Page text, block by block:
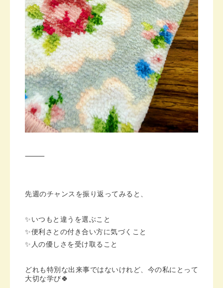
⸻
先週のチャンスを振り返ってみると、
✨いつもと違うを選ぶこと
✨便利さとの付き合い方に気づくこと
✨人の優しさを受け取ること
どれも特別な出来事ではないけれど、今の私にとって
大切な学び🍀